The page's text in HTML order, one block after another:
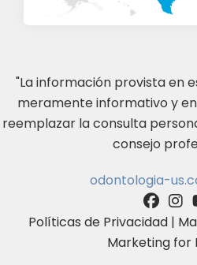
"La información provista en
meramente informativo y
reemplazar la consulta
consejo
odontologia-
Políticas de Privacidad|
Marketing for